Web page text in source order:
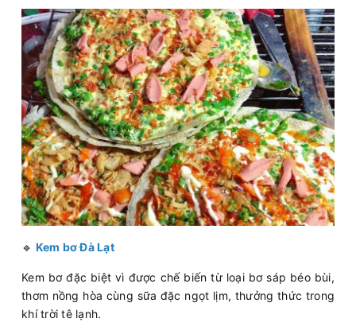
🔹 Kem bơ Đà Lạt
Kem bơ đặc biệt vì được chế biến từ loại bơ sáp béo bùi,
thơm nồng hòa cùng sữa đặc ngọt lịm, thưởng thức trong
khí trời tê lạnh.